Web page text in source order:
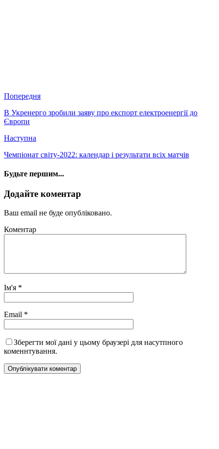
Попередня
В Укренерго зробили заяву про експорт електроенергії до
Європи
Наступна
Чемпіонат світу-2022: календар і результати всіх матчів
Будьте першим...
Додайте коментар
Ваш email не буде опубліковано.
Коментар
Ім'я *
Email *
Зберегти мої дані у цьому браузері для насутпного
коменнтування.